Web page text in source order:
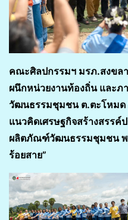
คณะศิลปกรรมฯ มรภ.สงขล
ผนึกหน่วยงานท้องถิ่น และภ
วัฒนธรรมชุมชน ต.ตะโหมด
แนวคิดเศรษฐกิจสร้างสรร
ผลิตภัณฑ์วัฒนธรรมชุมชน พ
ร้อยสาย”